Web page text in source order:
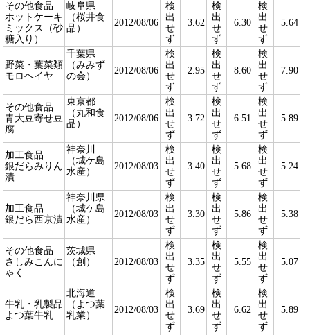
その他食品
ホットケーキ
ミックス（砂
糖入り）
岐阜県
（桜井食
品）
2012/08/06
検
出
せ
ず
3.62
検
出
せ
ず
6.30
検
出
せ
ず
5.64
野菜・葉菜類
モロヘイヤ
千葉県
（みみず
の会）
2012/08/06
検
出
せ
ず
2.95
検
出
せ
ず
8.60
検
出
せ
ず
7.90
その他食品
青大豆寄せ豆
腐
東京都
（丸和食
品）
2012/08/06
検
出
せ
ず
3.72
検
出
せ
ず
6.51
検
出
せ
ず
5.89
加工食品
銀だらみりん
漬
神奈川
（城ケ島
水産）
2012/08/03
検
出
せ
ず
3.40
検
出
せ
ず
5.68
検
出
せ
ず
5.24
加工食品
銀だら西京漬
神奈川県
（城ケ島
水産）
2012/08/03
検
出
せ
ず
3.30
検
出
せ
ず
5.86
検
出
せ
ず
5.38
その他食品
さしみこんに
ゃく
茨城県
（創）
2012/08/03
検
出
せ
ず
3.35
検
出
せ
ず
5.55
検
出
せ
ず
5.07
牛乳・乳製品
よつ葉牛乳
北海道
（よつ葉
乳業）
2012/08/03
検
出
せ
ず
3.69
検
出
せ
ず
6.62
検
出
せ
ず
5.89